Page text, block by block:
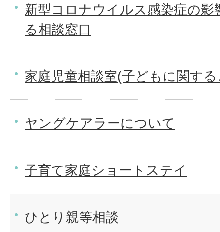
新型コロナウイルス感染症の
る相談窓口
家庭児童相談室(子どもに関す
ヤングケアラーについて
子育て家庭ショートステイ
ひとり親等相談